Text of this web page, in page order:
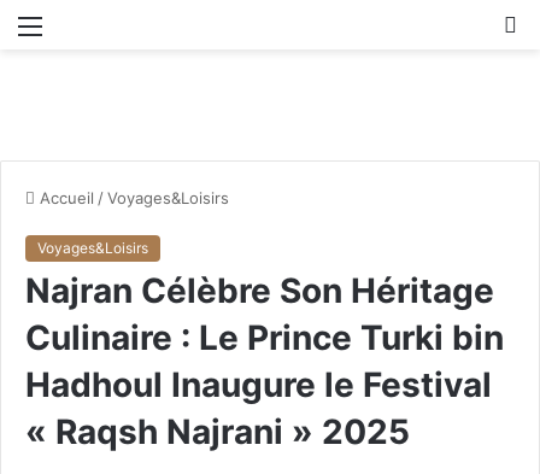
Accueil /Voyages&Loisirs
Voyages&Loisirs
Najran Célèbre Son Héritage
Culinaire : Le Prince Turki bin
Hadhoul Inaugure le Festival
« Raqsh Najrani » 2025